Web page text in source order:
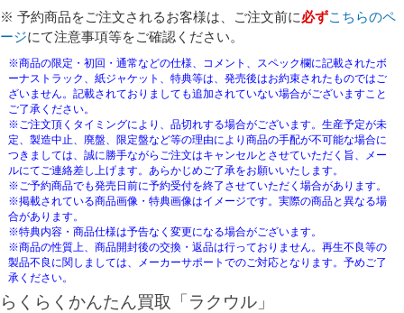
※ 予約商品をご注文されるお客様は、ご注文前に必ずこちらのペ
ージにて注意事項等をご確認ください。
※商品の限定・初回・通常などの仕様、コメント、スペック欄に記載されたボ
ーナストラック、紙ジャケット、特典等は、発売後はお約束されたものではご
ざいません。記載されておりましても追加されていない場合がございますこと
ご了承ください。
※ご注文頂くタイミングにより、品切れする場合がございます。生産予定が未
定、製造中止、廃盤、限定盤など等の理由により商品の手配が不可能な場合に
つきましては、誠に勝手ながらご注文はキャンセルとさせていただく旨、メー
ルにてご連絡差し上げます。あらかじめご了承をお願いいたします。
※ご予約商品でも発売日前に予約受付を終了させていただく場合があります。
※掲載されている商品画像・特典画像はイメージです。実際の商品と異なる場
合があります。
※特典内容・商品仕様は予告なく変更になる場合がございます。
※商品の性質上、商品開封後の交換・返品は行っておりません。再生不良等の
製品不良に関しましては、メーカーサポートでのご対応となります。予めご了
承ください。
らくらくかんたん買取「ラクウル」